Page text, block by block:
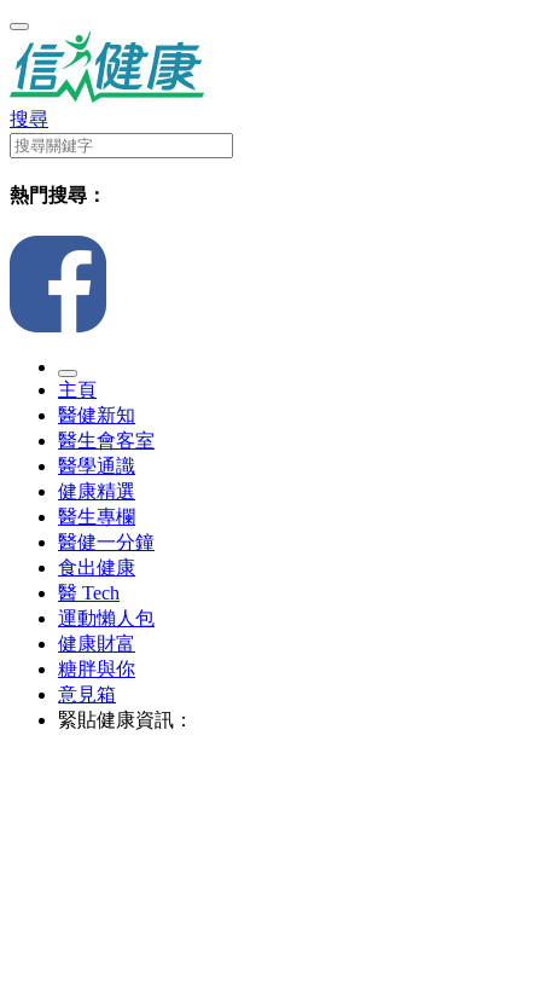
搜尋
熱門搜尋：
主頁
醫健新知
醫生會客室
醫學通識
健康精選
醫生專欄
醫健一分鐘
食出健康
醫 Tech
運動懶人包
健康財富
糖胖與你
意見箱
緊貼健康資訊：